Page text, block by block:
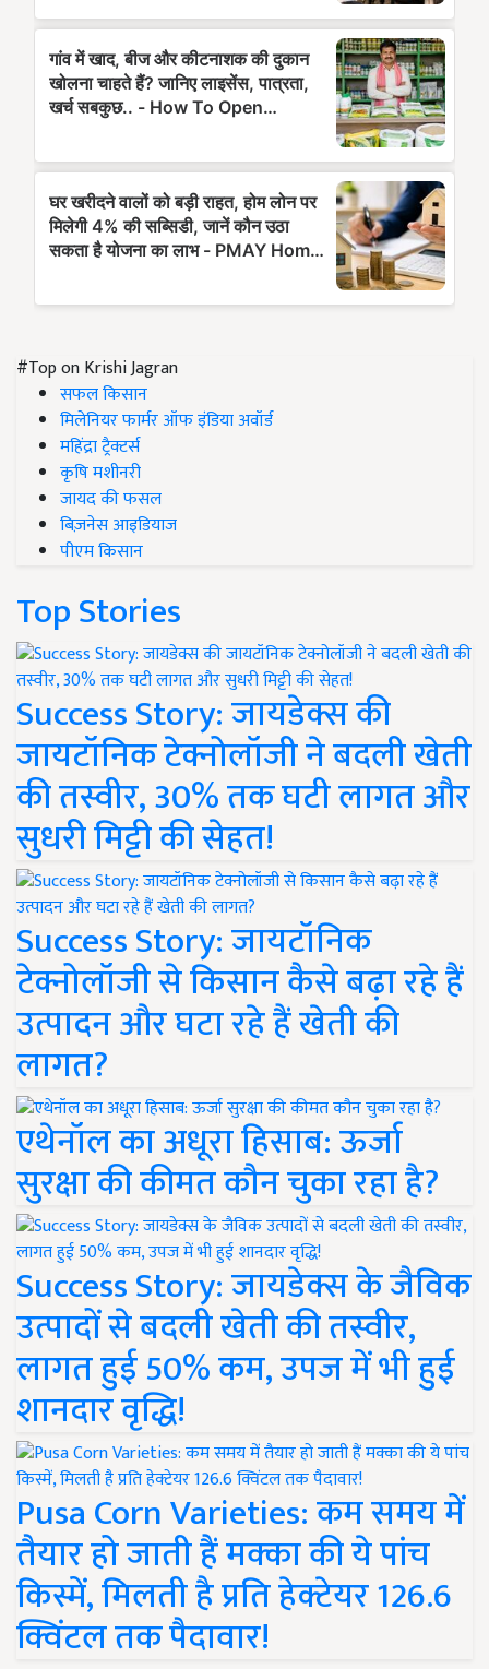
#Top on Krishi Jagran
सफल किसान
मिलेनियर फार्मर ऑफ इंडिया अवॉर्ड
महिंद्रा ट्रैक्टर्स
कृषि मशीनरी
जायद की फसल
बिज़नेस आइडियाज
पीएम किसान
Top Stories
Success Story: जायडेक्स की
जायटॉनिक टेक्नोलॉजी ने बदली खेती
की तस्वीर, 30% तक घटी लागत और
सुधरी मिट्टी की सेहत!
Success Story: जायटॉनिक
टेक्नोलॉजी से किसान कैसे बढ़ा रहे हैं
उत्पादन और घटा रहे हैं खेती की
लागत?
एथेनॉल का अधूरा हिसाब: ऊर्जा
सुरक्षा की कीमत कौन चुका रहा है?
Success Story: जायडेक्स के जैविक
उत्पादों से बदली खेती की तस्वीर,
लागत हुई 50% कम, उपज में भी हुई
शानदार वृद्धि!
Pusa Corn Varieties: कम समय में
तैयार हो जाती हैं मक्का की ये पांच
किस्में, मिलती है प्रति हेक्टेयर 126.6
क्विंटल तक पैदावार!